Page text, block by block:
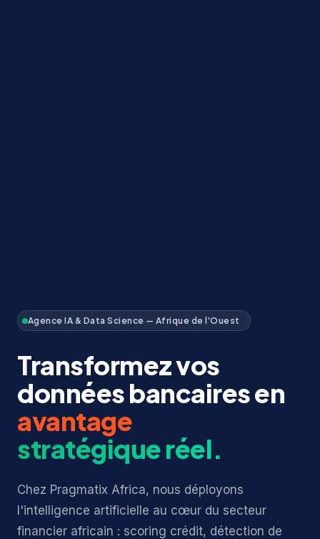
Agence IA & Data Science — Afrique de l'Ouest
Transformez vos
données bancaires en
avantage
stratégique réel.
Chez Pragmatix Africa, nous déployons
l'intelligence artificielle au cœur du secteur
financier africain : scoring crédit, détection de